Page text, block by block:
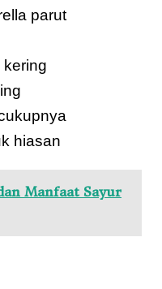
parut
hiasan
Manfaat Sayur